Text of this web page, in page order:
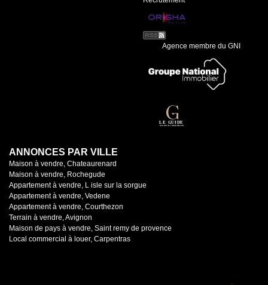
Agence membre du GNI
ANNONCES PAR VILLE
Maison à vendre, Chateaurenard
Maison à vendre, Rochegude
Appartement à vendre, L isle sur la sorgue
Appartement à vendre, Vedene
Appartement à vendre, Courthezon
Terrain à vendre, Avignon
Maison de pays à vendre, Saint remy de provence
Local commercial à louer, Carpentras